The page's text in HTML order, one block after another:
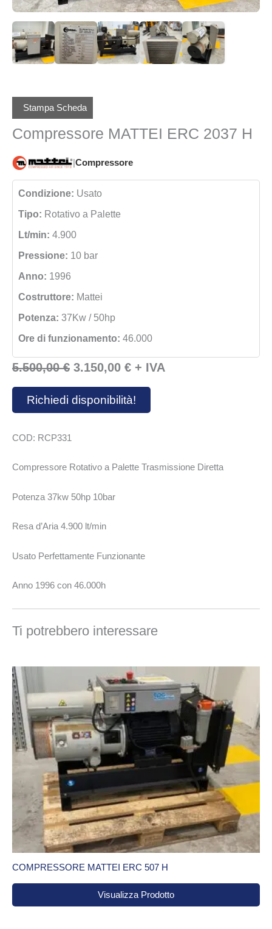
Stampa Scheda
Compressore MATTEI ERC 2037 H
Compressore
Condizione: Usato
Tipo: Rotativo a Palette
Lt/min: 4.900
Pressione: 10 bar
Anno: 1996
Costruttore: Mattei
Potenza: 37Kw / 50hp
Ore di funzionamento: 46.000
5.500,00€ Il
prezzo
originale
3.150,00 €Il
prezzo
attuale
+ IVA
Richiedi disponibilità!
COD: RCP331
Compressore Rotativo a Palette Trasmissione Diretta
Potenza 37kw 50hp 10bar
Resa d’Aria 4.900 lt/min
Usato Perfettamente Funzionante
Anno 1996 con 46.000h
Ti potrebbero interessare
COMPRESSORE MATTEI ERC 507 H
Visualizza Prodotto